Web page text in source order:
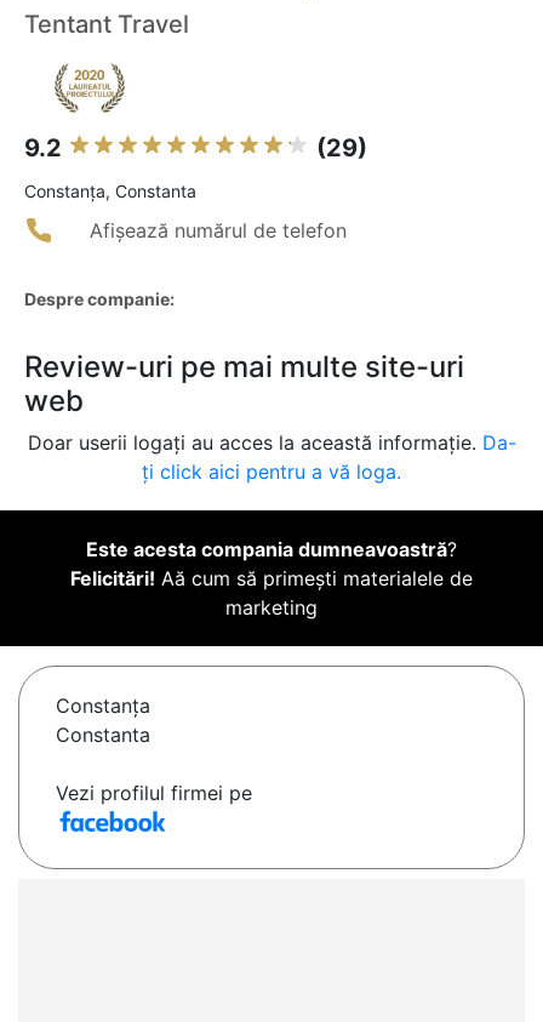
Tentant Travel
9.2 (29)
Constanţa, Constanta
Afișează numărul de telefon
Despre companie:
Review-uri pe mai multe site-uri
web
Doar userii logați au acces la această informație. Da-
ți click aici pentru a vă loga.
Este acesta compania dumneavoastră?
Felicitări! Aă cum să primești materialele de
marketing
Constanţa
Constanta
Vezi profilul firmei pe